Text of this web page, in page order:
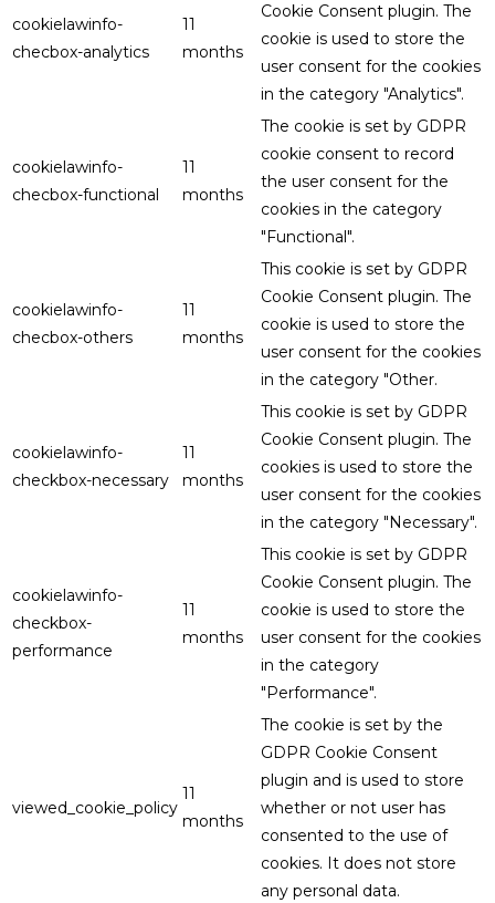
cookielawinfo-
checbox-analytics
11
months
Cookie Consent plugin. The
cookie is used to store the
user consent for the cookies
in the category "Analytics".
cookielawinfo-
checbox-functional
11
months
The cookie is set by GDPR
cookie consent to record
the user consent for the
cookies in the category
"Functional".
cookielawinfo-
checbox-others
11
months
This cookie is set by GDPR
Cookie Consent plugin. The
cookie is used to store the
user consent for the cookies
in the category "Other.
cookielawinfo-
checkbox-necessary
11
months
This cookie is set by GDPR
Cookie Consent plugin. The
cookies is used to store the
user consent for the cookies
in the category "Necessary".
cookielawinfo-
checkbox-
performance
11
months
This cookie is set by GDPR
Cookie Consent plugin. The
cookie is used to store the
user consent for the cookies
in the category
"Performance".
viewed_cookie_policy
11
months
The cookie is set by the
GDPR Cookie Consent
plugin and is used to store
whether or not user has
consented to the use of
cookies. It does not store
any personal data.